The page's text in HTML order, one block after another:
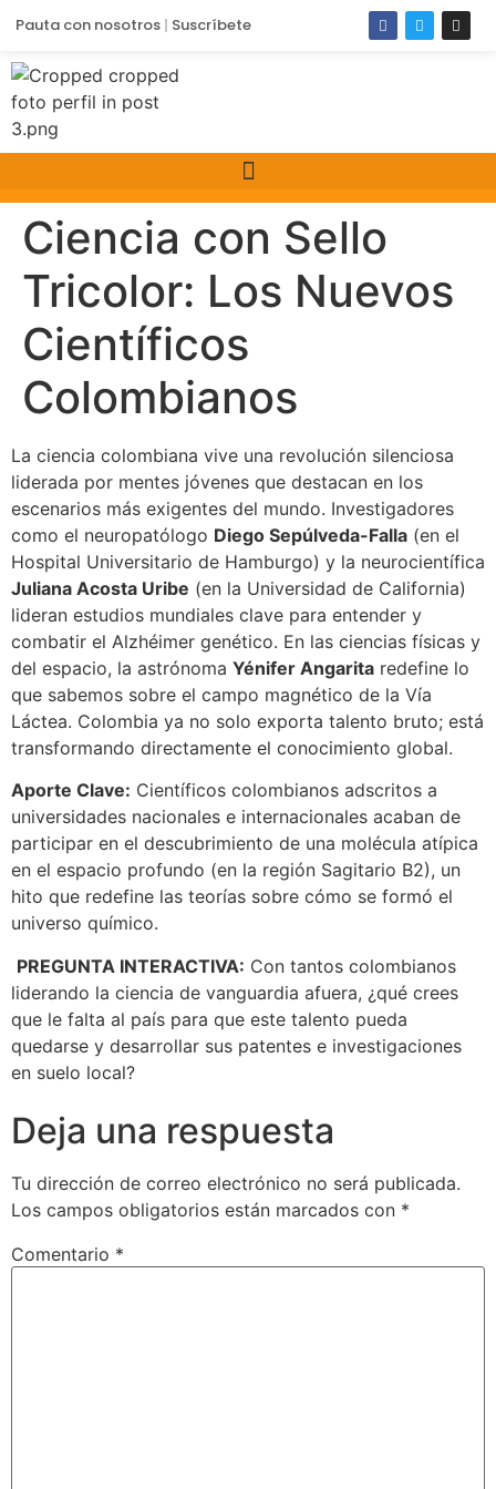
Pauta con nosotros Suscríbete
Ciencia con Sello
Tricolor: Los Nuevos
Científicos
Colombianos
La ciencia colombiana vive una revolución silenciosa
liderada por mentes jóvenes que destacan en los
escenarios más exigentes del mundo. Investigadores
como el neuropatólogo Diego Sepúlveda-Falla (en el
Hospital Universitario de Hamburgo) y la neurocientífica
Juliana Acosta Uribe (en la Universidad de California)
lideran estudios mundiales clave para entender y
combatir el Alzhéimer genético. En las ciencias físicas y
del espacio, la astrónoma Yénifer Angarita redefine lo
que sabemos sobre el campo magnético de la Vía
Láctea. Colombia ya no solo exporta talento bruto; está
transformando directamente el conocimiento global.
Aporte Clave: Científicos colombianos adscritos a
universidades nacionales e internacionales acaban de
participar en el descubrimiento de una molécula atípica
en el espacio profundo (en la región Sagitario B2), un
hito que redefine las teorías sobre cómo se formó el
universo químico.
PREGUNTA INTERACTIVA: Con tantos colombianos
liderando la ciencia de vanguardia afuera, ¿qué crees
que le falta al país para que este talento pueda
quedarse y desarrollar sus patentes e investigaciones
en suelo local?
Deja una respuesta
Tu dirección de correo electrónico no será publicada.
Los campos obligatorios están marcados con *
Comentario *